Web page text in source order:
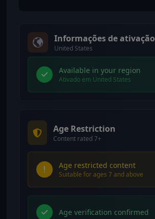
Informações de ativação
United States
Available in your region
Ativado em United States
Age Restriction
Content rated 7+
Age restricted content
Suitable for ages 7 and above
Age verification confirmed